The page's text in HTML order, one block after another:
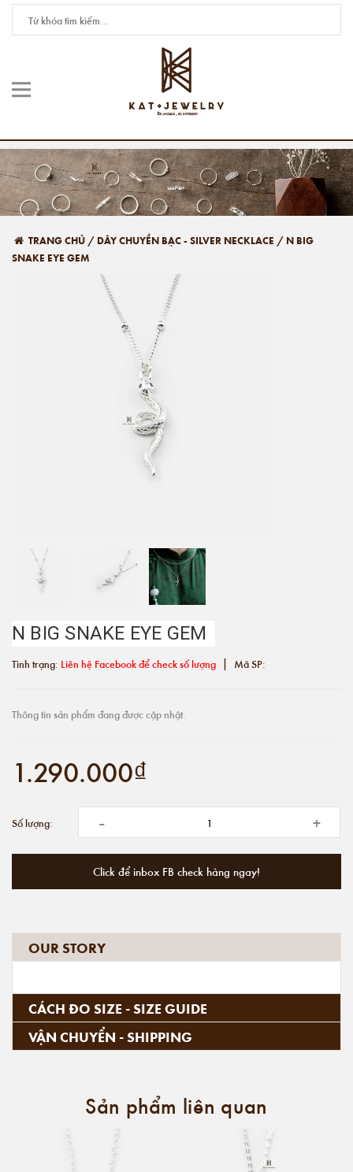
TRANG CHỦ / DÂY CHUYỀN BẠC - SILVER NECKLACE / N BIG
SNAKE EYE GEM
N BIG SNAKE EYE GEM
Tình trạng: Liên hệ Facebook để check số lượng | Mã SP:
Thông tin sản phẩm đang được cập nhật.
1.290.000₫
Số lượng: - +
Click để inbox FB check hàng ngay!
OUR STORY
CÁCH ĐO SIZE - SIZE GUIDE
VẬN CHUYỂN - SHIPPING
Sản phẩm liên quan